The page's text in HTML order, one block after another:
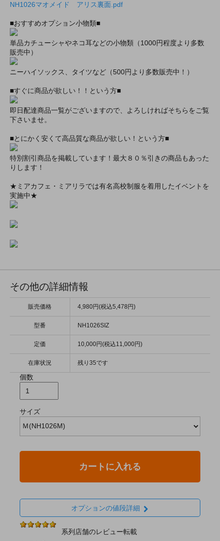
NH1026マオメイド アリス裏面.pdf
■おすすめオプション小物類■
単品カチューシャやネコ耳などの小物類（1000円程度より多数
販売中）
ニーハイソックス、タイツなど（500円より多数販売中！）
■すぐに商品が欲しい！！という方■
即日配達商品一覧がございますので、よろしければそちらをご覧
下さいませ。
■とにかく安くて高品質な商品が欲しい！という方■
特別割引商品を掲載しています！最大８０％引きの商品もあった
りします！
★ミアカフェ・ミアリラでは有名高校制服を着用したイベントを
実施中★
その他の詳細情報
販売価格 4,980円(税込5,478円)
型番 NH1026SIZ
定価 10,000円(税込11,000円)
在庫状況 残り35です
個数
サイズ
カートに入れる
オプションの値段詳細
系列店舗のレビュー転載